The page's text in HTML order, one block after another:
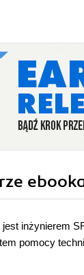
jest inżynierem
pomocy